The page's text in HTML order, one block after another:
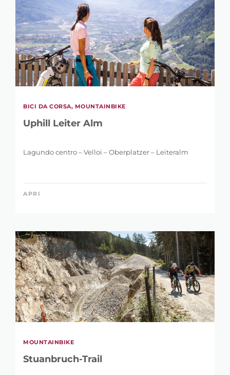
BICI DA CORSA, MOUNTAINBIKE
Uphill Leiter Alm
Lagundo centro – Velloi – Oberplatzer – Leiteralm
APRI
MOUNTAINBIKE
Stuanbruch-Trail